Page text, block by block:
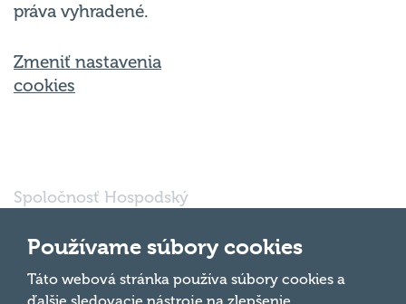
práva vyhradené.
Zmeniť nastavenia
cookies
Spoločnosť Hospodský
sídlom Svätoplukova
16791/30, Bratislava
821 08, IČO: 56 763
697 je vedená pod
Používame súbory cookies
Táto webová stránka používa súbory cookies a